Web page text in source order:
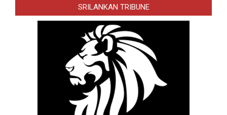
SRILANKAN TRIBUNE